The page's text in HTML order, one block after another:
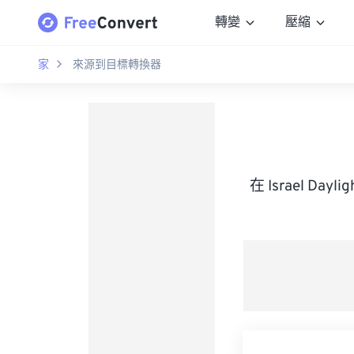
轉變 壓縮
家 來源到目標轉換器
在 Israel